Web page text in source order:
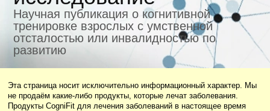
Научная публикация о когнитивной
тренировке взрослых с умственной
отсталостью или инвалидностью по
развитию
Эта страница носит исключительно информационный характер. Мы
не продаём какие-либо продукты, которые лечат заболевания.
Продукты CogniFit для лечения заболеваний в настоящее время